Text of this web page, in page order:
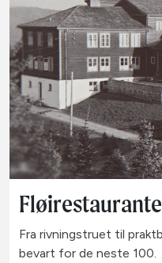
Fra rivningstruet til
bevart for de neste 100.